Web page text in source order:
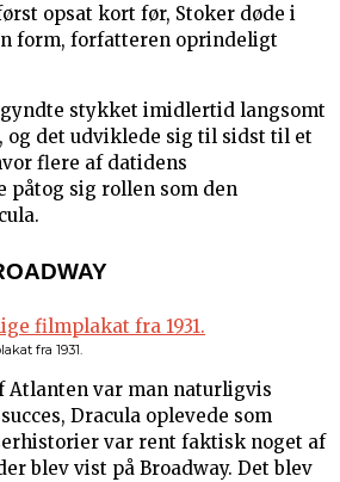
opsat kort før, Stoker døde i
form, forfatteren oprindeligt
stykket imidlertid langsomt
og det udviklede sig til sidst til et
flere af datidens
sig rollen som den
fra 1931.
Atlanten var man naturligvis
Dracula oplevede som
var rent faktisk noget af
blev vist på Broadway. Det blev